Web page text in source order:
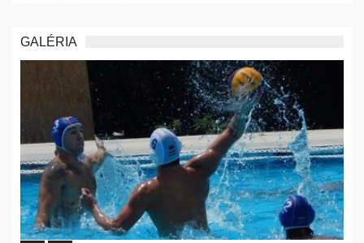
GALÉRIA